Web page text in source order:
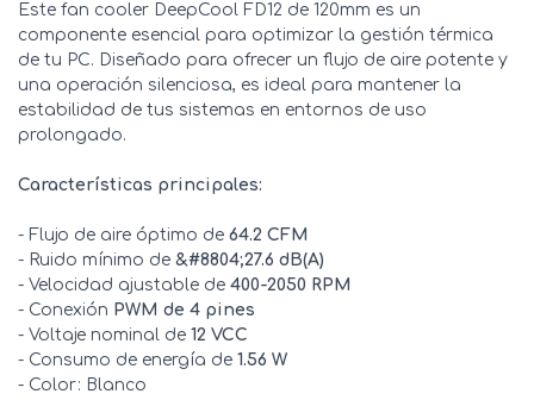
Este fan cooler DeepCool FD12 de 120mm es un
componente esencial para optimizar la gestión térmica
de tu PC. Diseñado para ofrecer un flujo de aire potente y
una operación silenciosa, es ideal para mantener la
estabilidad de tus sistemas en entornos de uso
prolongado.
Características principales:
- Flujo de aire óptimo de 64.2 CFM
- Ruido mínimo de &#8804;27.6 dB(A)
- Velocidad ajustable de 400-2050 RPM
- Conexión PWM de 4 pines
- Voltaje nominal de 12 VCC
- Consumo de energía de 1.56 W
- Color: Blanco